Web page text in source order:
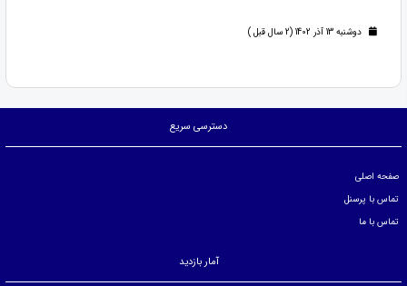
دوشنبه 13 آذر 1402 (2 سال قبل )
دسترسی سریع
صفحه اصلی
تماس با پرسنل
تماس با ما
آمار بازدید